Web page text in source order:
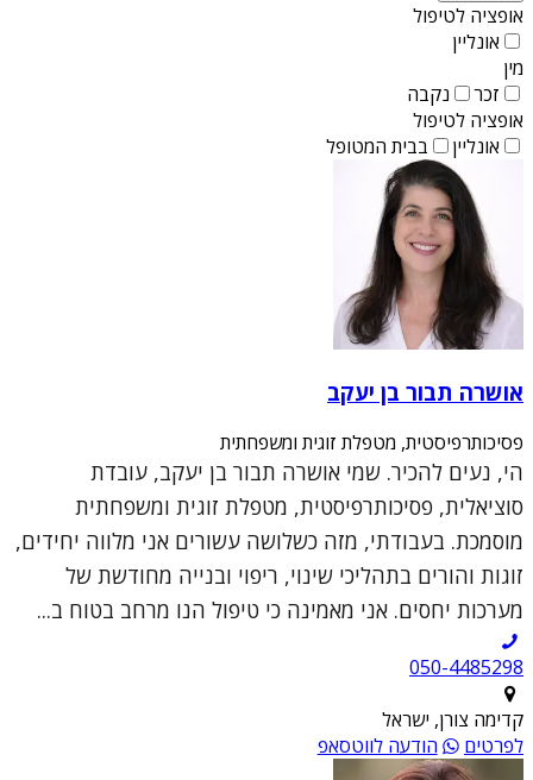
אופציה לטיפול
אונליין
מין
זכר
נקבה
אופציה לטיפול
אונליין
בבית המטופל
אושרה תבור בן יעקב
פסיכותרפיסטית, מטפלת זוגית ומשפחתית
הי, נעים להכיר. שמי אושרה תבור בן יעקב, עובדת
סוציאלית, פסיכותרפיסטית, מטפלת זוגית ומשפחתית
מוסמכת. בעבודתי, מזה כשלושה עשורים אני מלווה יחידים,
זוגות והורים בתהליכי שינוי, ריפוי ובנייה מחודשת של
מערכות יחסים. אני מאמינה כי טיפול הנו מרחב בטוח ב...
050-4485298
קדימה צורן, ישראל
לפרטים
הודעה לווטסאפ